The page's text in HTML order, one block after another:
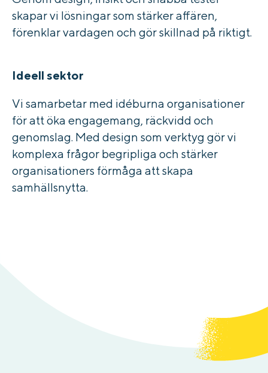
skapar vi lösningar som stärker affären,
förenklar vardagen och gör skillnad på riktigt.
Ideell sektor
Vi samarbetar med idéburna organisationer
för att öka engagemang, räckvidd och
genomslag. Med design som verktyg gör vi
komplexa frågor begripliga och stärker
organisationers förmåga att skapa
samhällsnytta.